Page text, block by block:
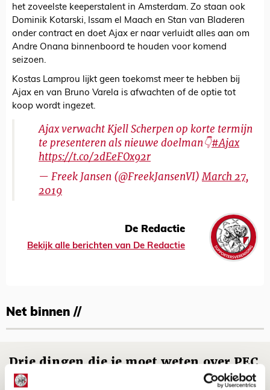
het zoveelste keeperstalent in Amsterdam. Zo staan ook
Dominik Kotarski, Issam el Maach en Stan van Bladeren
onder contract en doet Ajax er naar verluidt alles aan om
Andre Onana binnenboord te houden voor komend
seizoen.
Kostas Lamprou lijkt geen toekomst meer te hebben bij
Ajax en van Bruno Varela is afwachten of de optie tot
koop wordt ingezet.
Ajax verwacht Kjell Scherpen op korte termijn
te presenteren als nieuwe doelman👇#Ajax
https://t.co/2dEeFOx92r
— Freek Jansen (@FreekJansenVI)March 27,
2019
De Redactie
Bekijk alle berichten van De Redactie
Net binnen //
Drie dingen die je moet weten over PEC
Zwolle - Ajax